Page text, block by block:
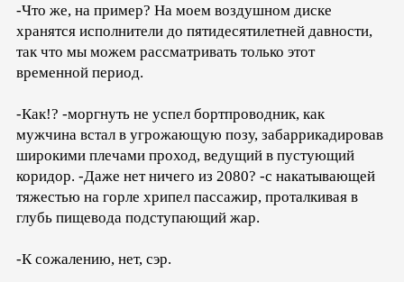
-Что же, на пример? На моем воздушном диске
хранятся исполнители до пятидесятилетней давности,
так что мы можем рассматривать только этот
временной период.
-Как!? -моргнуть не успел бортпроводник, как
мужчина встал в угрожающую позу, забаррикадировав
широкими плечами проход, ведущий в пустующий
коридор. -Даже нет ничего из 2080? -с накатывающей
тяжестью на горле хрипел пассажир, проталкивая в
глубь пищевода подступающий жар.
-К сожалению, нет, сэр.